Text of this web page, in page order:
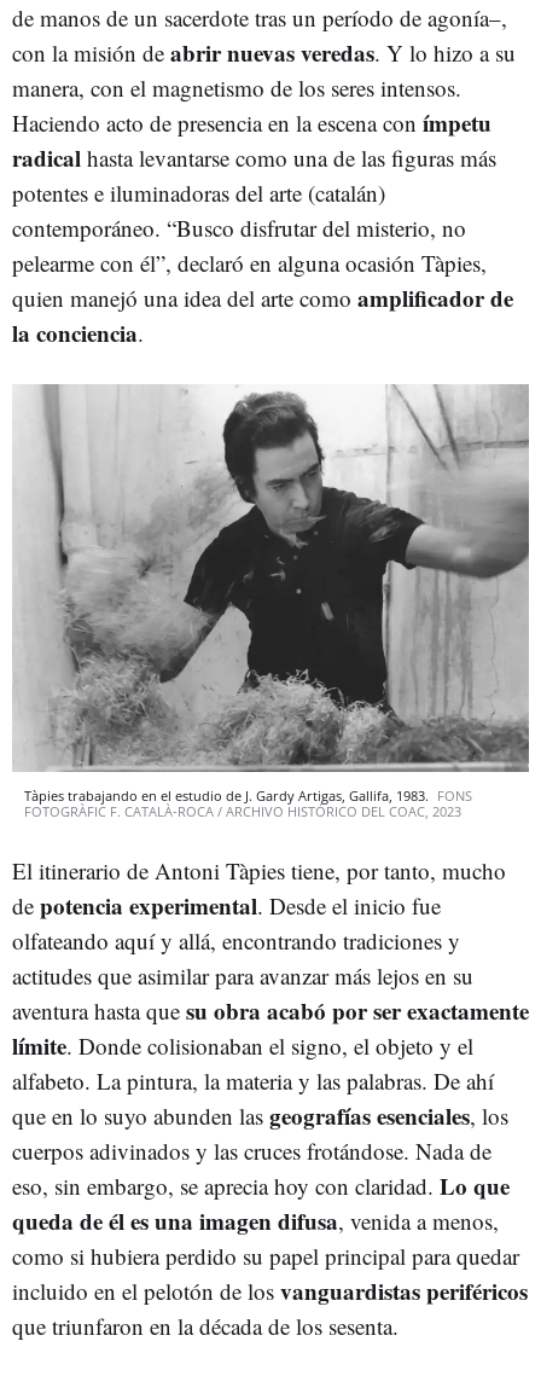
de manos de un sacerdote tras un período de agonía–,
con la misión de abrir nuevas veredas. Y lo hizo a su
manera, con el magnetismo de los seres intensos.
Haciendo acto de presencia en la escena con ímpetu
radical hasta levantarse como una de las figuras más
potentes e iluminadoras del arte (catalán)
contemporáneo. “Busco disfrutar del misterio, no
pelearme con él”, declaró en alguna ocasión Tàpies,
quien manejó una idea del arte como amplificador de
la conciencia.
Tàpies trabajando en el estudio de J. Gardy Artigas, Gallifa, 1983. FONS
FOTOGRÀFIC F. CATALÀ-ROCA / ARCHIVO HISTÓRICO DEL COAC, 2023
El itinerario de Antoni Tàpies tiene, por tanto, mucho
de potencia experimental. Desde el inicio fue
olfateando aquí y allá, encontrando tradiciones y
actitudes que asimilar para avanzar más lejos en su
aventura hasta que su obra acabó por ser exactamente
límite. Donde colisionaban el signo, el objeto y el
alfabeto. La pintura, la materia y las palabras. De ahí
que en lo suyo abunden las geografías esenciales, los
cuerpos adivinados y las cruces frotándose. Nada de
eso, sin embargo, se aprecia hoy con claridad. Lo que
queda de él es una imagen difusa, venida a menos,
como si hubiera perdido su papel principal para quedar
incluido en el pelotón de los vanguardistasperiféricos
que triunfaron en la década de los sesenta.